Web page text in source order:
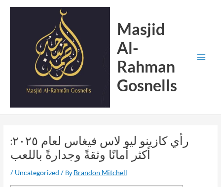
Masjid
Al-
Rahman
Gosnells
رأي كازينو ليو لاس فيغاس لعام ٢٠٢٥:
أكثر أمانًا وثقةً وجدارةً باللعب
/ Uncategorized / ByBrandon Mitchell